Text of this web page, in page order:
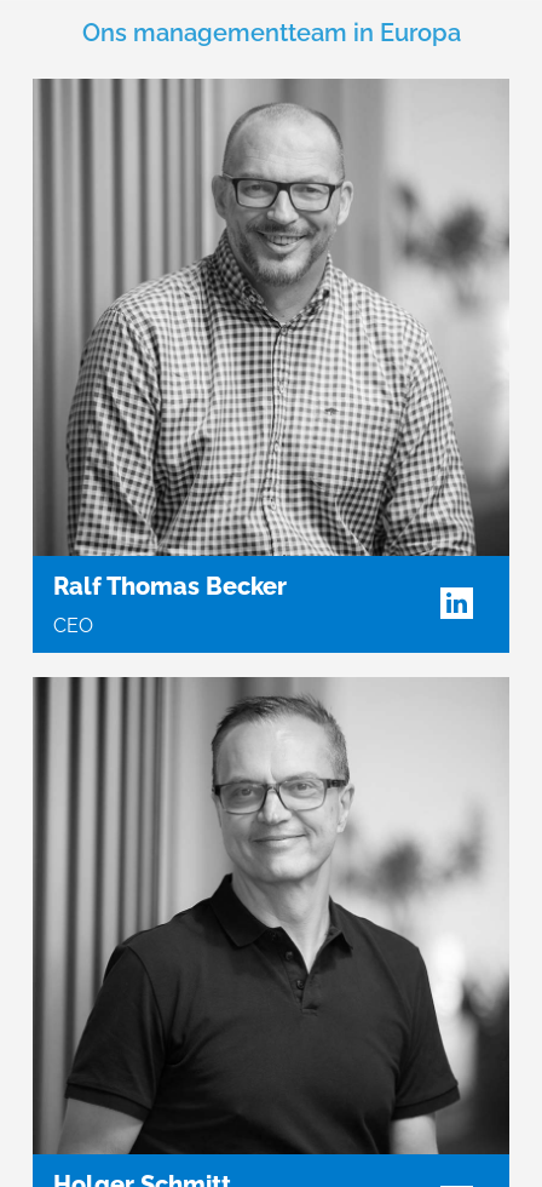
Ons managementteam in Europa
Ralf Thomas Becker
CEO